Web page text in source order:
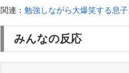
関連： 勉強しながら大爆笑する息
みんなの反応